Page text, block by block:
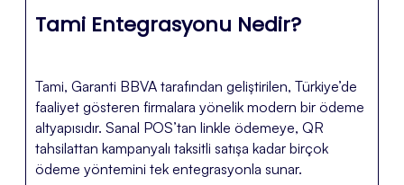
Tami Entegrasyonu Nedir?
Tami, Garanti BBVA tarafından geliştirilen, Türkiye’de
faaliyet gösteren firmalara yönelik modern bir ödeme
altyapısıdır. Sanal POS’tan linkle ödemeye, QR
tahsilattan kampanyalı taksitli satışa kadar birçok
ödeme yöntemini tek entegrasyonla sunar.